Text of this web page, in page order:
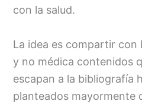
con la salud.
La idea es compartir con
y no médica contenidos
escapan a la bibliografía
planteados mayormente